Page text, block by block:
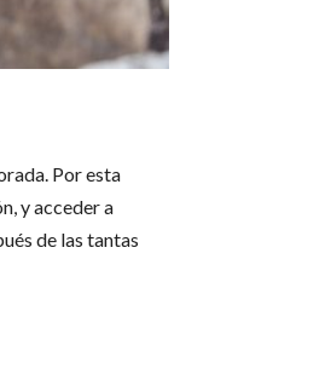
Por esta
y acceder a
de las tantas